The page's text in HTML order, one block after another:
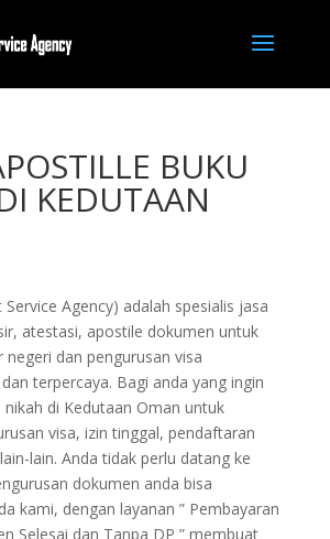
BUKU
KEDUTAAN
Agency) adalah spesialis jasa
atestasi, apostile dokumen untuk
negeri dan pengurusan visa
terpercaya. Bagi anda yang ingin
di Kedutaan Oman untuk
visa, izin tinggal, pendaftaran
lain. Anda tidak perlu datang ke
dokumen anda bisa
kami, dengan layanan ” Pembayaran
Selesai dan Tanpa DP ” membuat